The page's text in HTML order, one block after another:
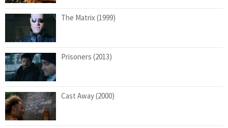
The Matrix (1999)
Prisoners (2013)
Cast Away (2000)